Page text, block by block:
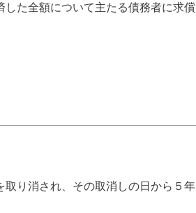
た全額について主たる債務者に求償
り消され、その取消しの日から５年